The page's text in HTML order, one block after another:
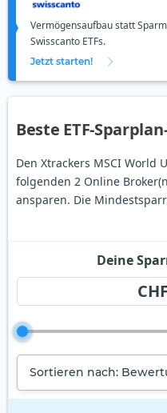
Vermögensaufbau statt
Swisscanto ETFs.
Jetzt starten!
Beste ETF-
Den Xtrackers MSCI World
folgenden 2 Online
ansparen. Die
Deine
Sortieren nach: